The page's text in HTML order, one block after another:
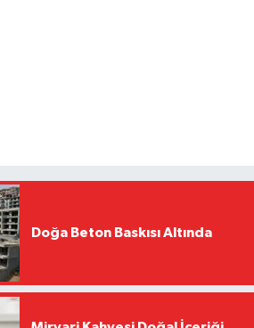
Doğa Beton Baskısı Altında